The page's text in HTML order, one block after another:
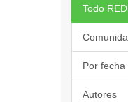
Todo
Por fecha
Autores